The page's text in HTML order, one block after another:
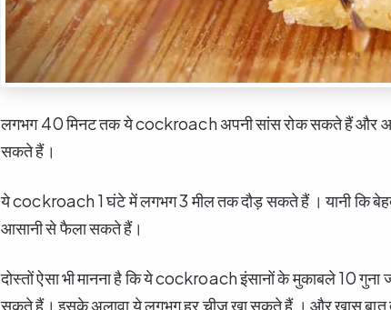
लगभग 40 मिनट तक ये cockroach अपनी सांस रोक सकते हैं और आधे
सकते हैं।
ये cockroach 1 घंटे में लगभग 3 मील तक दौड़ सकते हैं । यानी कि
आसानी से फैला सकते हैं।
दोस्तों ऐसा भी मानना है कि ये cockroach इंसानों के मुकाबले 10
सकते हैं। इसके अलावा ये लगभग हर चीज खा सकते हैं । और खास बात